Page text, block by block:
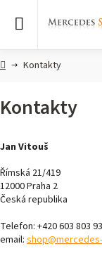
HomeKontakty
Kontakty
Jan Vitouš
Římská 21/419
12000 Praha 2
Česká republika
Telefon: +420 603 803
email: